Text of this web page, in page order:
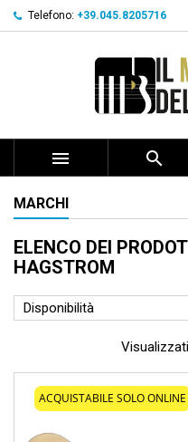
Telefono: +39.045.8205716
 
MARCHI
ELENCO DEI
HAGSTROM
Disponibilità
ACQUISTABILE SOLO ONLINE